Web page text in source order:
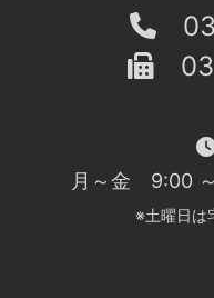
03-
03-
月～金 9:00
※土曜日は